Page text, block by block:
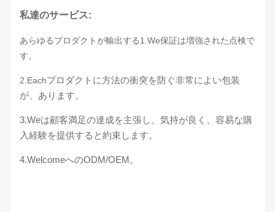
私達のサービス:
あらゆるプロダクトが輸出する1.We保証は増強された点検で
す。
2.Eachプロダクトに方法の衝突を防ぐ非常によい包装
が、あります。
3.Weは顧客満足の達成を主張し、気持が良く、容易な購
入経験を提供すると約束します。
4.WelcomeへのODM/OEM。